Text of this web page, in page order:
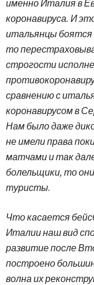
именно Италия в
коронавируса. И
итальянцы боятся
то
строгости
сравнению с
коронавирусом в
Нам было даже
не имели права
матчами и так
болельщики, то
туристы.
Что касается
Италии наш вид
развитие после
построено
волна их